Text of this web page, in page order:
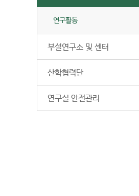
연구활동
부설연구소 및 센터
산학협력단
연구실 안전관리
글로벌 장건강 프로젝트 연구팀
푸드’ 청국장, 항염증 활성 및 염증성
열수 추출물을 이용해 각종 모델에서의 항
카인의 생성을 차단해 패혈증과 급성위염을
방에 탁월해 슈퍼푸드로 알려진 우리나라 대
관 : 재단법인 발효미생물산업진흥원